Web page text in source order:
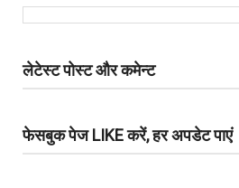
लेटेस्ट पोस्ट और कमेन्ट
फेसबुक पेज LIKE करें, हर अपडेट पाएं